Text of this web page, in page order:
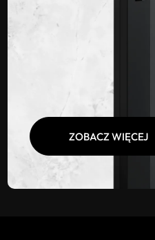
ZOBACZ WIĘCEJ